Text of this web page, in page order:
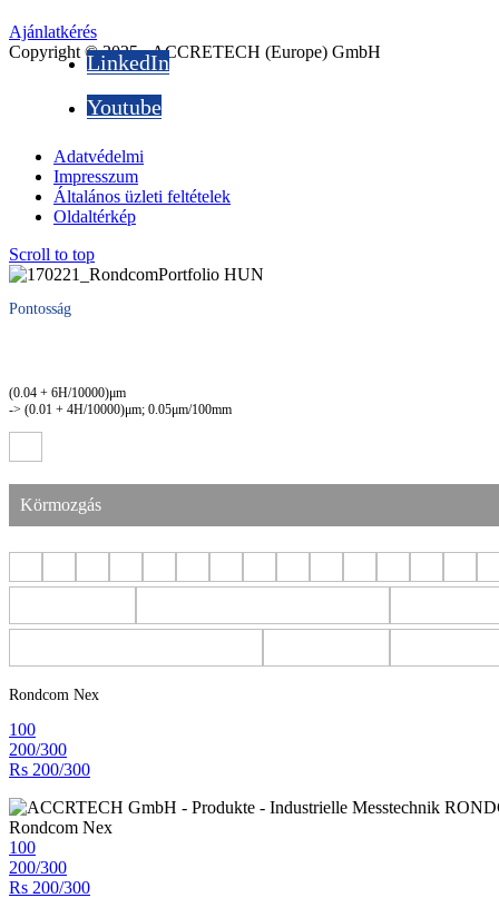
Ajánlatkérés
Copyright © 2025 - ACCRETECH (Europe) GmbH
LinkedIn
Youtube
Adatvédelmi
Impresszum
Általános üzleti feltételek
Oldaltérkép
Scroll to top
Pontosság
(0.04 + 6H/10000)μm
-> (0.01 + 4H/10000)μm; 0.05μm/100mm
Körmozgás
Rondcom Nex
100
200/300
Rs 200/300
Rondcom Nex
100
200/300
Rs 200/300